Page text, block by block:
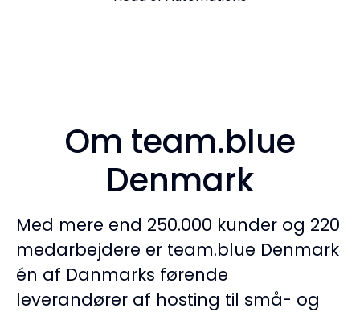
Om team.blue
Denmark
Med mere end 250.000 kunder og 220
medarbejdere er team.blue Denmark
én af Danmarks førende
leverandører af hosting til små- og